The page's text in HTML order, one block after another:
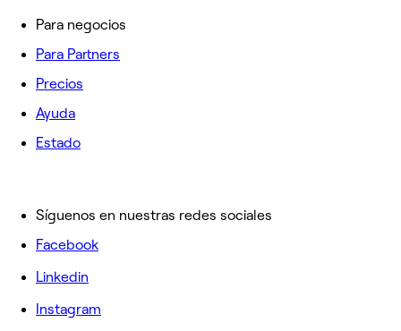
Para negocios
Para Partners
Precios
Ayuda
Estado
Síguenos en nuestras redes sociales
Facebook
Linkedin
Instagram